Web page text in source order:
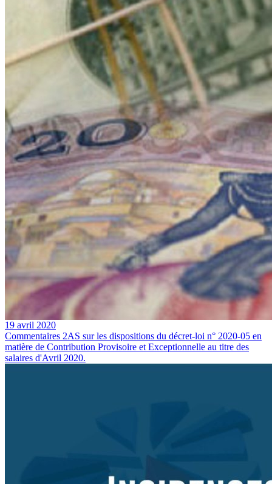
19 avril 2020
Commentaires 2AS sur les dispositions du décret-loi n° 2020-05 en
matière de Contribution Provisoire et Exceptionnelle au titre des
salaires d'Avril 2020.